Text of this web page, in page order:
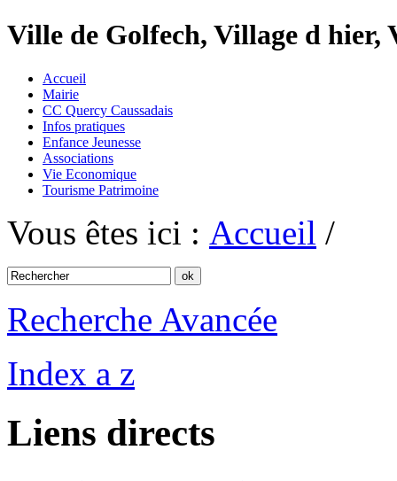
Ville de Golfech, Village d
Accueil
Mairie
CC Quercy Caussadais
Infos pratiques
Enfance Jeunesse
Associations
Vie Economique
Tourisme Patrimoine
Vous êtes ici : Accueil /
Recherche Avancée
Index a z
Liens directs